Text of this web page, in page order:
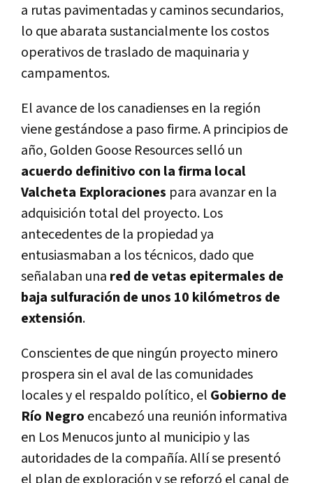
a rutas pavimentadas y caminos secundarios,
lo que abarata sustancialmente los costos
operativos de traslado de maquinaria y
campamentos.
El avance de los canadienses en la región
viene gestándose a paso firme. A principios de
año, Golden Goose Resources selló un
acuerdo definitivo con la firma local
Valcheta Exploraciones para avanzar en la
adquisición total del proyecto. Los
antecedentes de la propiedad ya
entusiasmaban a los técnicos, dado que
señalaban una red de vetas epitermales de
baja sulfuración de unos 10 kilómetros de
extensión.
Conscientes de que ningún proyecto minero
prospera sin el aval de las comunidades
locales y el respaldo político, el Gobierno de
Río Negro encabezó una reunión informativa
en Los Menucos junto al municipio y las
autoridades de la compañía. Allí se presentó